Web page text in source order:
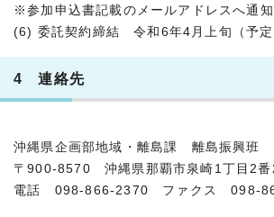
※参加申込書記載のメールアドレスへ通知
(6) 委託契約締結 令和6年4月上旬（予定
4 連絡先
沖縄県企画部地域・離島課 離島振興班
〒900-8570 沖縄県那覇市泉崎1丁目2番
電話 098-866-2370 ファクス 098-